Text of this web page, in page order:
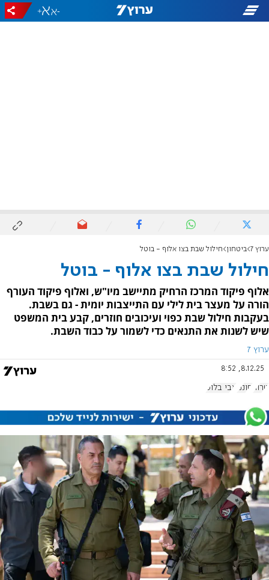
-
+
ערוץ 7 ביטחון חילול שבת בצו אלוף - בוטל
חילול שבת בצו אלוף - בוטל
אלוף פיקוד המרכז הרחיק מתיישב מיו"ש, ואלוף פיקוד העורף
הורה על מעצר בית לילי עם התייצבות יומית - גם בשבת.
בעקבות חילול שבת כפוי ועיכובים חוזרים, קבע בית המשפט
שיש לשנות את התנאים כדי לשמור על כבוד השבת.
ערוץ 7
8.12.25, 8:52
טרור חוננו אבי בלוט